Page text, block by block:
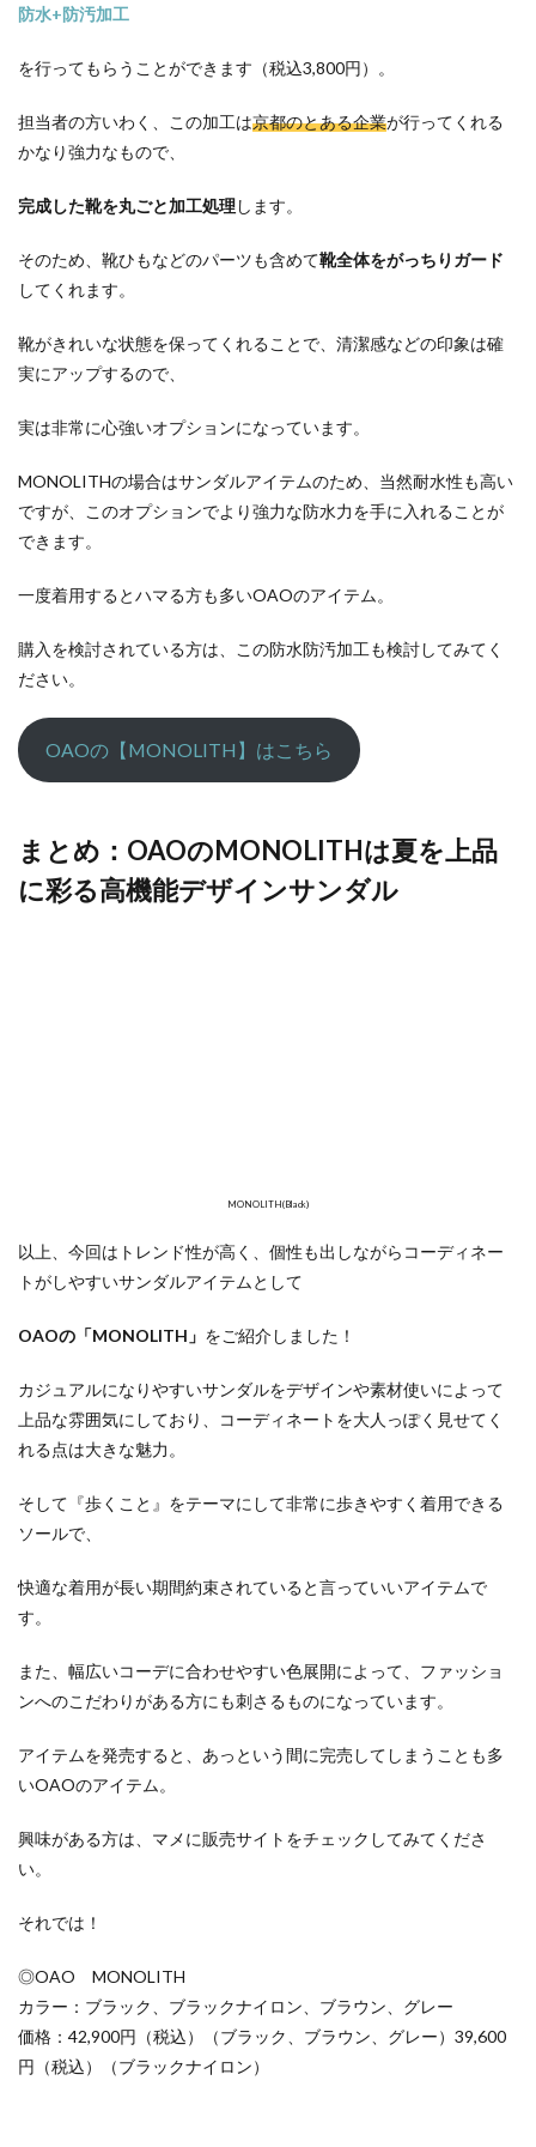
防水+防汚加工
を行ってもらうことができます（税込3,800円）。
担当者の方いわく、この加工は京都のとある企業が行ってくれる
かなり強力なもので、
完成した靴を丸ごと加工処理します。
そのため、靴ひもなどのパーツも含めて靴全体をがっちりガード
してくれます。
靴がきれいな状態を保ってくれることで、清潔感などの印象は確
実にアップするので、
実は非常に心強いオプションになっています。
MONOLITHの場合はサンダルアイテムのため、当然耐水性も高い
ですが、このオプションでより強力な防水力を手に入れることが
できます。
一度着用するとハマる方も多いOAOのアイテム。
購入を検討されている方は、この防水防汚加工も検討してみてく
ださい。
OAOの【MONOLITH】はこちら
まとめ：OAOのMONOLITHは夏を上品
に彩る高機能デザインサンダル
MONOLITH(Black)
以上、今回はトレンド性が高く、個性も出しながらコーディネー
トがしやすいサンダルアイテムとして
OAOの「MONOLITH」 をご紹介しました！
カジュアルになりやすいサンダルをデザインや素材使いによって
上品な雰囲気にしており、コーディネートを大人っぽく見せてく
れる点は大きな魅力。
そして『歩くこと』をテーマにして非常に歩きやすく着用できる
ソールで、
快適な着用が長い期間約束されていると言っていいアイテムで
す。
また、幅広いコーデに合わせやすい色展開によって、ファッショ
ンへのこだわりがある方にも刺さるものになっています。
アイテムを発売すると、あっという間に完売してしまうことも多
いOAOのアイテム。
興味がある方は、マメに販売サイトをチェックしてみてくださ
い。
それでは！
◎OAO MONOLITH
カラー：ブラック、ブラックナイロン、ブラウン、グレー
価格：42,900円（税込）（ブラック、ブラウン、グレー）39,600
円（税込）（ブラックナイロン）